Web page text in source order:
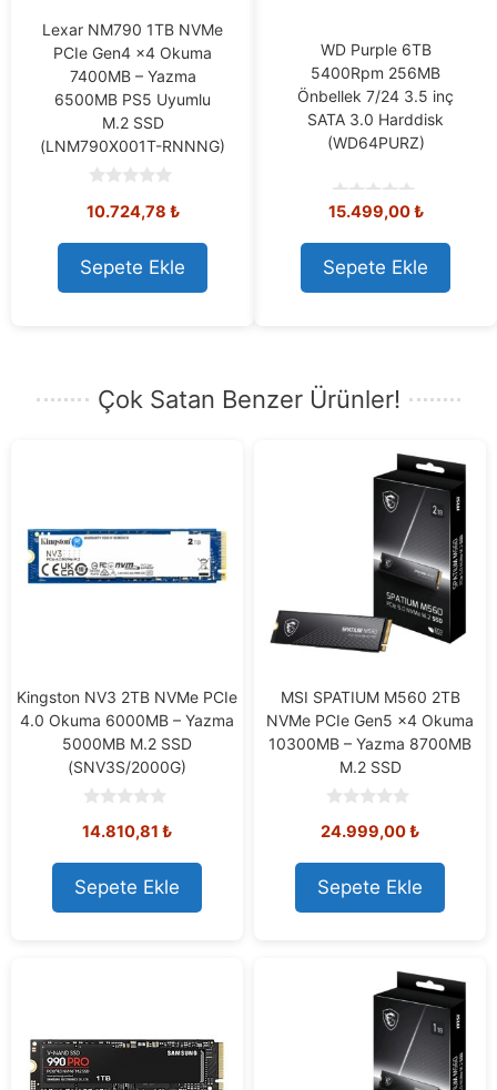
Lexar NM790 1TB NVMe
PCIe Gen4 x4 Okuma
7400MB – Yazma
6500MB PS5 Uyumlu
M.2 SSD
(LNM790X001T-RNNNG)
o
t
o
f
5
10.724,78 ₺
Sepete Ekle
WD Purple 6TB
5400Rpm 256MB
Önbellek 7/24 3.5 inç
SATA 3.0 Harddisk
(WD64PURZ)
0
u
t
o
f
15.499,00₺
Sepete Ekle
Çok Satan Benzer Ürünler!
Kingston NV3 2TB NVMe PCIe
4.0 Okuma 6000MB – Yazma
5000MB M.2 SSD
(SNV3S/2000G)
o
t
o
f
5
14.810,81 ₺
Sepete Ekle
MSI SPATIUM M560 2TB
NVMe PCIe Gen5 x4 Okuma
10300MB – Yazma 8700MB
M.2 SSD
o
t
o
f
5
24.999,00₺
Sepete Ekle